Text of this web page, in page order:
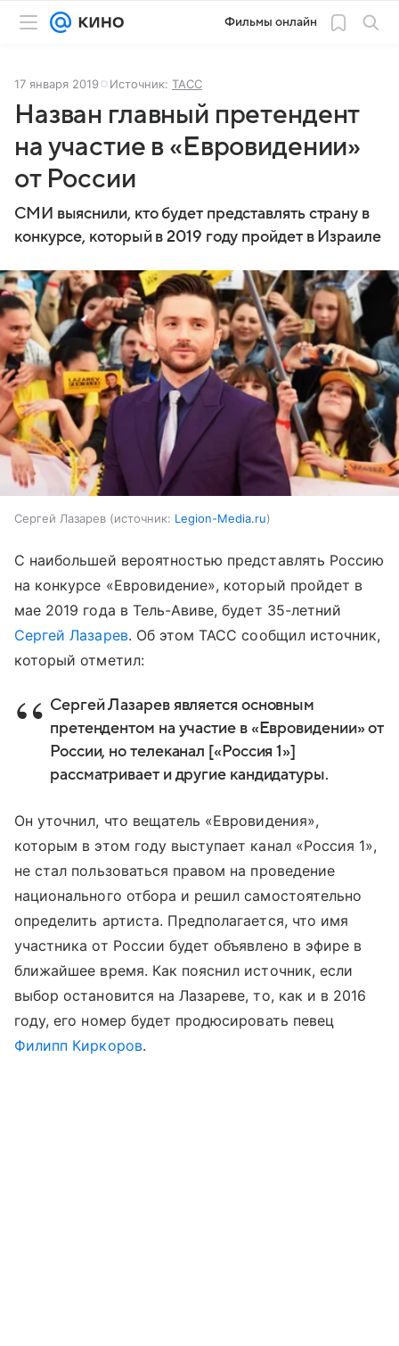
Фильмы онлайн
17 января 2019 Источник: ТАСС
Назван главный претендент
на участие в «Евровидении»
от России
СМИ выяснили, кто будет представлять страну в
конкурсе, который в 2019 году пройдет в Израиле
Сергей Лазарев источник: Legion-Media.ru
С наибольшей вероятностью представлять Россию
на конкурсе «Евровидение», который пройдет в
мае 2019 года в Тель-Авиве, будет 35-летний
Сергей Лазарев. Об этом ТАСС сообщил источник,
который отметил:
Сергей Лазарев является основным
претендентом на участие в «Евровидении» от
России, но телеканал [«Россия 1»]
рассматривает и другие кандидатуры.
Он уточнил, что вещатель «Евровидения»,
которым в этом году выступает канал «Россия 1»,
не стал пользоваться правом на проведение
национального отбора и решил самостоятельно
определить артиста. Предполагается, что имя
участника от России будет объявлено в эфире в
ближайшее время. Как пояснил источник, если
выбор остановится на Лазареве, то, как и в 2016
году, его номер будет продюсировать певец
Филипп Киркоров.